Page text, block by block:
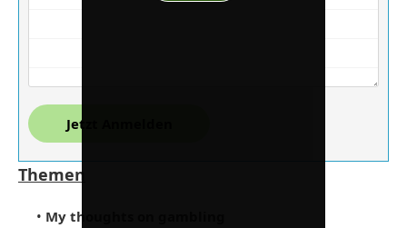
Jetzt Anmelden
Themen
• My thoughts on gambling